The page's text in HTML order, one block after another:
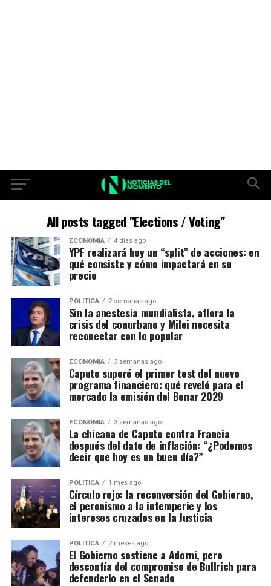
All posts tagged "Elections / Voting"
ECONOMIA 4 días ago
YPF realizará hoy un “split” de acciones: en
qué consiste y cómo impactará en su
precio
POLITICA 2 semanas ago
Sin la anestesia mundialista, aflora la
crisis del conurbano y Milei necesita
reconectar con lo popular
ECONOMIA 3 semanas ago
Caputo superó el primer test del nuevo
programa financiero: qué reveló para el
mercado la emisión del Bonar 2029
ECONOMIA 3 semanas ago
La chicana de Caputo contra Francia
después del dato de inflación: “¿Podemos
decir que hoy es un buen día?”
POLITICA 1 mes ago
Círculo rojo: la reconversión del Gobierno,
el peronismo a la intemperie y los
intereses cruzados en la Justicia
POLITICA 2 meses ago
El Gobierno sostiene a Adorni, pero
desconfía del compromiso de Bullrich para
defenderlo en el Senado